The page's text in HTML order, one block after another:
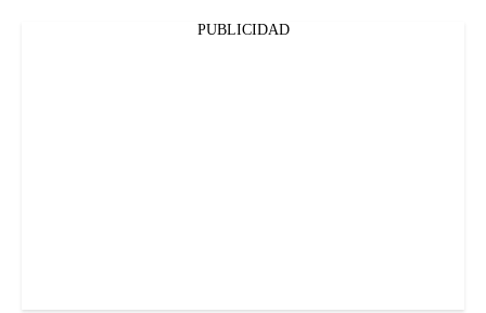
PUBLICIDAD